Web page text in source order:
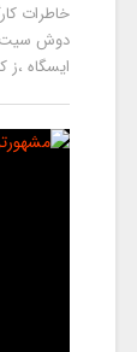
خاطرات
دوش سیت
ایسگاه ،ز